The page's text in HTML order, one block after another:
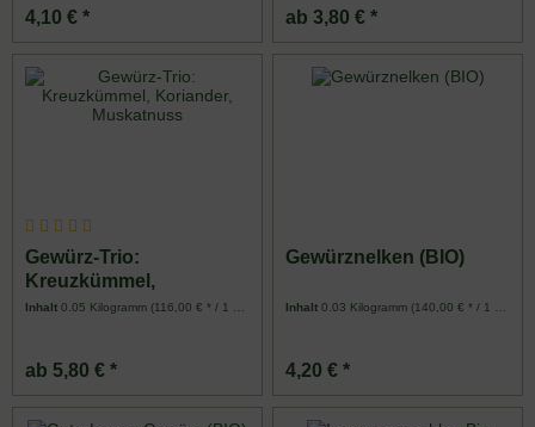
4,10 € * ab 3,80 € *
Gewürz-Trio:
Kreuzkümmel,
Koriander, Muskatnuss
Inhalt0.05 Kilogramm (116,00 € * / 1 Kilogramm)
ab 5,80 € *
Gewürznelken (BIO)
Inhalt0.03 Kilogramm (140,00 € * / 1 Kilogramm)
4,20 € *